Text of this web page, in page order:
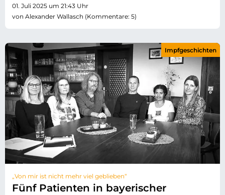
01. Juli 2025 um 21:43 Uhr
von Alexander Wallasch (Kommentare: 5)
„Von mir ist nicht mehr viel geblieben“
Fünf Patienten in bayerischer
Impfgeschichten